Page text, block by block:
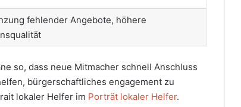
fehlender Angebote, höhere
so, dass neue Mitmacher schnell Anschluss
bürgerschaftliches engagement zu
lokaler Helfer im Porträt lokaler Helfer.